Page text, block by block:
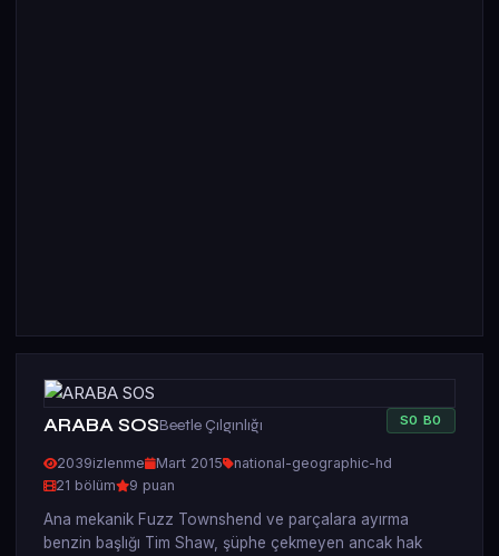
ARABA SOSBeetle Çılgınlığı S0 B0
2039izlenme Mart 2015
national-geographic-hd
21 bölüm
9 puan
Ana mekanik Fuzz Townshend ve parçalara ayırma
benzin başlığı Tim Shaw, şüphe çekmeyen ancak hak